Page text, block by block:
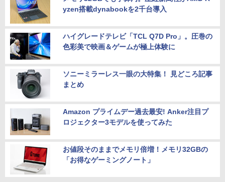
yzen搭載dynabookを2千台導入
ハイグレードテレビ「TCL Q7D Pro」。圧巻の
色彩美で映画＆ゲームが極上体験に
ソニーミラーレス一眼の大特集！ 見どころ記事
まとめ
Amazon プライムデー過去最安! Anker注目プ
ロジェクター3モデルを使ってみた
お値段そのままでメモリ倍増！メモリ32GBの
「お得なゲーミングノート」